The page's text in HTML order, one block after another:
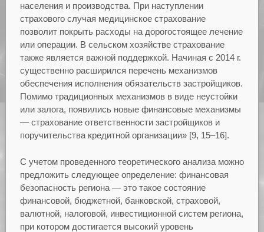
населения и производства. При наступлении
страхового случая медицинское страхование
позволит покрыть расходы на дорогостоящее лечение
или операции. В сельском хозяйстве страхование
также является важной поддержкой. Начиная с 2014 г.
существенно расширился перечень механизмов
обеспечения исполнения обязательств застройщиков.
Помимо традиционных механизмов в виде неустойки
или залога, появились новые финансовые механизмы
— страхование ответственности застройщиков и
поручительства кредитной организации» [9, 15–16].
С учетом проведенного теоретического анализа можно
предложить следующее определение: финансовая
безопасность региона — это такое состояние
финансовой, бюджетной, банковской, страховой,
валютной, налоговой, инвестиционной систем региона,
при котором достигается высокий уровень